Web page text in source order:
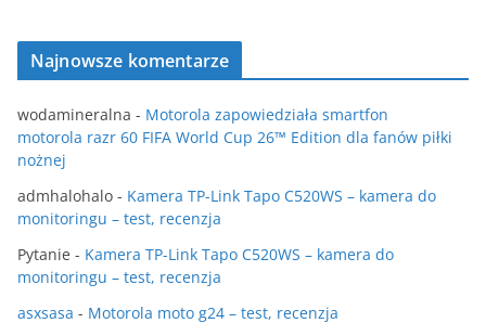
Najnowsze komentarze
wodamineralna - Motorola zapowiedziała smartfon
motorola razr 60 FIFA World Cup 26™ Edition dla fanów piłki
nożnej
admhalohalo - Kamera TP-Link Tapo C520WS – kamera do
monitoringu – test, recenzja
Pytanie - Kamera TP-Link Tapo C520WS – kamera do
monitoringu – test, recenzja
asxsasa - Motorola moto g24 – test, recenzja